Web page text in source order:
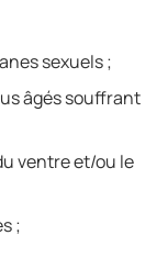
sexuels ;
âgés souffrant
ventre et/ou le
;